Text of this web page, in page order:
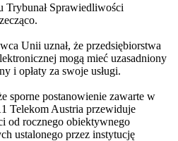
Trybunał Sprawiedliwości
Unii uznał, że przedsiębiorstwa
mogą mieć uzasadniony
i opłaty za swoje usługi.
sporne postanowienie zawarte w
Telekom Austria przewiduje
od rocznego obiektywnego
ustalonego przez instytucję